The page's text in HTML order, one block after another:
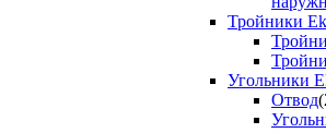
Тройники
Угольники
Отвод